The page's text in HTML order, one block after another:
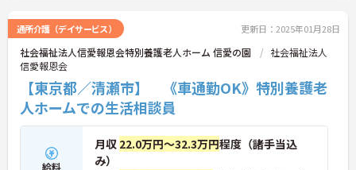
通所介護（デイサービス） 更新日：2025年01月28日
社会福祉法人信愛報恩会特別養護老人ホーム 信愛の園
社会福祉法人
信愛報恩会
【東京都／清瀬市】 《車通勤OK》特別養護老
人ホームでの生活相談員
給料
月収 22.0万円～32.3万円程度（諸手当込
み）